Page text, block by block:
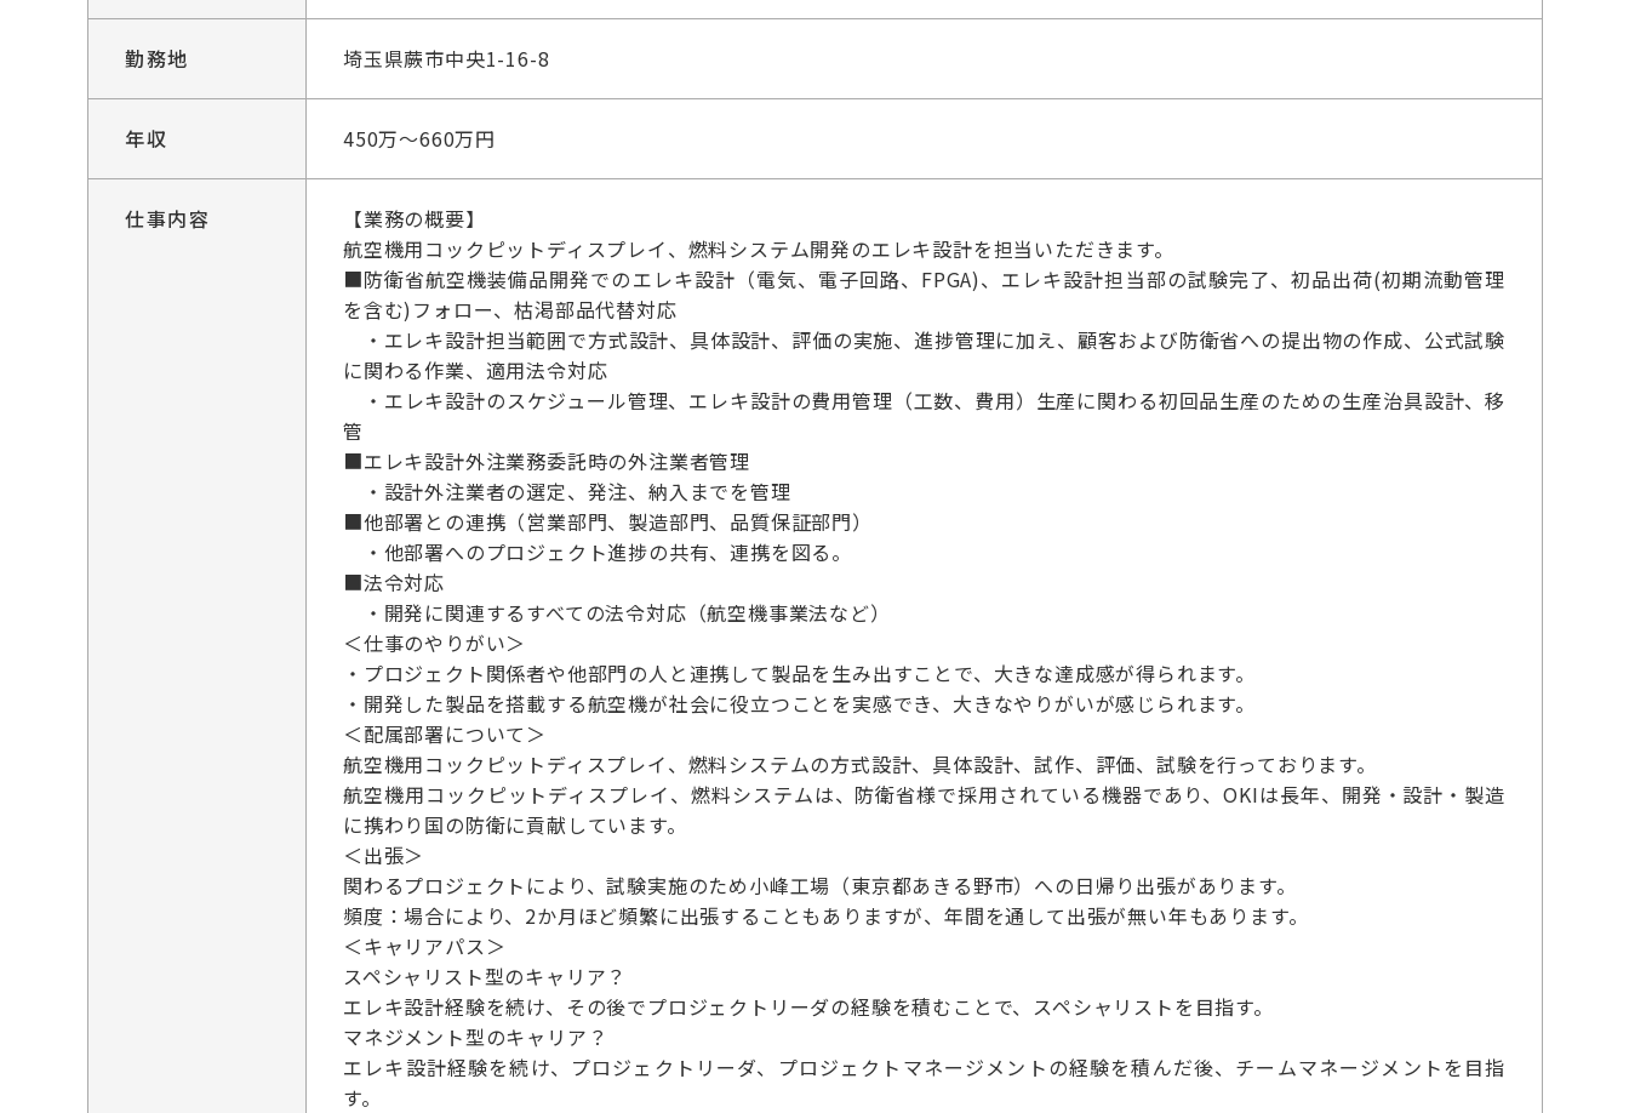
勤務地 埼玉県蕨市中央1-16-8
年収 450万～660万円
仕事内容
【業務の概要】
航空機用コックピットディスプレイ、燃料システム開発のエレキ設計を担当いただきます。
■防衛省航空機装備品開発でのエレキ設計（電気、電子回路、FPGA)、エレキ設計担当部の試験完了、初品出荷(初期流動管理
を含む)フォロー、枯渇部品代替対応
・エレキ設計担当範囲で方式設計、具体設計、評価の実施、進捗管理に加え、顧客および防衛省への提出物の作成、公式試験
に関わる作業、適用法令対応
・エレキ設計のスケジュール管理、エレキ設計の費用管理（工数、費用）生産に関わる初回品生産のための生産治具設計、移
管
■エレキ設計外注業務委託時の外注業者管理
・設計外注業者の選定、発注、納入までを管理
■他部署との連携（営業部門、製造部門、品質保証部門）
・他部署へのプロジェクト進捗の共有、連携を図る。
■法令対応
・開発に関連するすべての法令対応（航空機事業法など）
＜仕事のやりがい＞
・プロジェクト関係者や他部門の人と連携して製品を生み出すことで、大きな達成感が得られます。
・開発した製品を搭載する航空機が社会に役立つことを実感でき、大きなやりがいが感じられます。
＜配属部署について＞
航空機用コックピットディスプレイ、燃料システムの方式設計、具体設計、試作、評価、試験を行っております。
航空機用コックピットディスプレイ、燃料システムは、防衛省様で採用されている機器であり、OKIは長年、開発・設計・製造
に携わり国の防衛に貢献しています。
＜出張＞
関わるプロジェクトにより、試験実施のため小峰工場（東京都あきる野市）への日帰り出張があります。
頻度：場合により、2か月ほど頻繁に出張することもありますが、年間を通して出張が無い年もあります。
＜キャリアパス＞
スペシャリスト型のキャリア？
エレキ設計経験を続け、その後でプロジェクトリーダの経験を積むことで、スペシャリストを目指す。
マネジメント型のキャリア？
エレキ設計経験を続け、プロジェクトリーダ、プロジェクトマネージメントの経験を積んだ後、チームマネージメントを目指
す。